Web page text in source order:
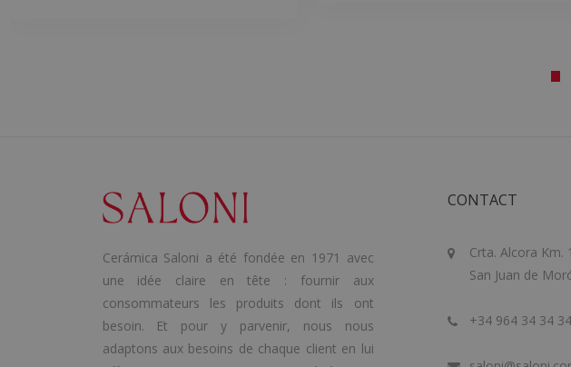
Cerámica Saloni a été fondée en 1971 avec
une idée claire en tête : fournir aux
consommateurs les produits dont ils ont
besoin. Et pour y parvenir, nous nous
adaptons aux besoins de chaque client en lui
CONTACT
Crta. Alcora Km.
San Juan de
+34 964 34 34 34